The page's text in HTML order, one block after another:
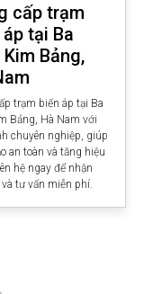
cấp trạm
tại Ba
Kim Bảng,
trạm biến áp tại Ba
Bảng, Hà Nam với
chuyên nghiệp, giúp
an toàn và tăng hiệu
hệ ngay để nhận
và tư vấn miễn phí.